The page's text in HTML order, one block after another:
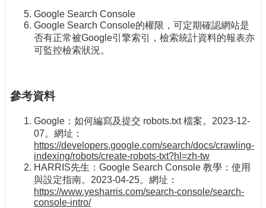
Google Search Console
Google Search Console的權限，可定期確認網站是
否有正常被Google引擎索引，檢索統計資料的報表亦
可監控檢索狀況。
參考資料
Google：如何編寫及提交 robots.txt 檔案。2023-12-
07。網址：
https://developers.google.com/search/docs/crawling-
indexing/robots/create-robots-txt?hl=zh-tw
HARRIS先生：Google Search Console 教學：使用
與設定指南。2023-04-25。網址：
https://www.yesharris.com/search-console/search-
console-intro/